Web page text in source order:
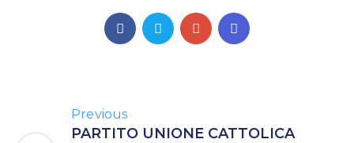
Previous
PARTITO UNIONE CATTOLICA